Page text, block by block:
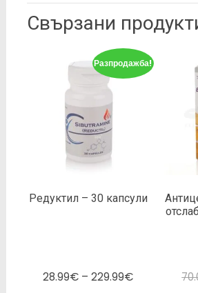
Свързани
Разпродажба!
Редуктил – 30 капсули
28.99€ –229.99€